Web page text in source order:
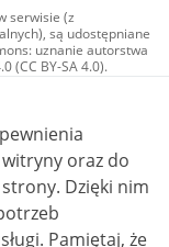
serwisie (z
są udostępniane
uznanie autorstwa
(CC BY-SA 4.0).
zdjęcia, materiały
licencji typu
użycie
4.0 (CC BY-
inaczej.
oraz do
nim
że